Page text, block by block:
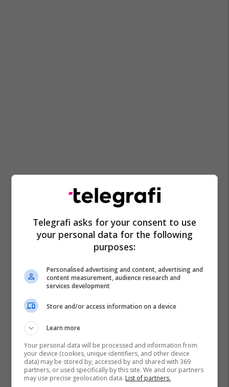
Telegrafi asks for your consent to use
your personal data for the following
purposes:
Personalised advertising and content, advertising and
content measurement, audience research and
services development
Store and/or access information on a device
Learn more
Your personal data will be processed and information from
your device (cookies, unique identifiers, and other device
data) may be stored by, accessed by and shared with 369
partners, or used specifically by this site. We and our partners
may use precise geolocation data. List of partners.